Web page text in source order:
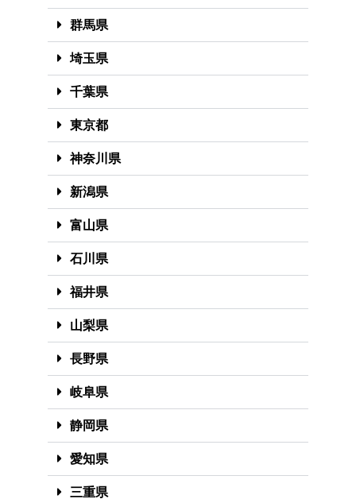
群馬県
埼玉県
千葉県
東京都
神奈川県
新潟県
富山県
石川県
福井県
山梨県
長野県
岐阜県
静岡県
愛知県
三重県